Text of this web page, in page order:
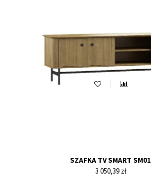
SZAFKA TV SMART SM01
Cena
3 050,39 zł